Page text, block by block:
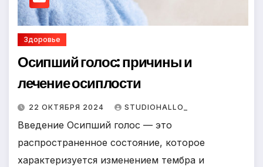
Здоровье
Осипший голос: причины и
лечение осиплости
22 ОКТЯБРЯ 2024 STUDIOHALLO_
Введение Осипший голос — это
распространенное состояние, которое
характеризуется изменением тембра и